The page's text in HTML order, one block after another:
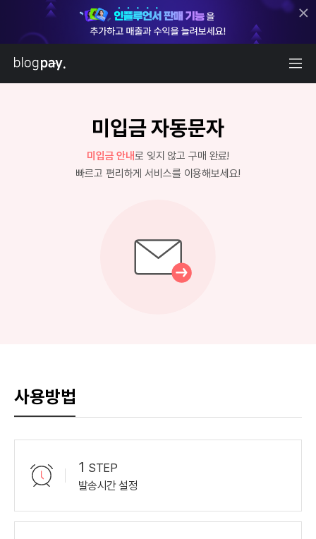
미입금 자동문자
미입금 안내로 잊지 않고 구매 완료!
빠르고 편리하게 서비스를 이용해보세요!
사용방법
1 STEP
발송시간설정